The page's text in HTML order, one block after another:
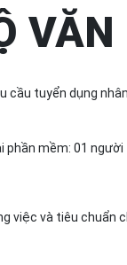
cầu tuyển dụng
phần mềm: 01 người
việc và tiêu chuẩn